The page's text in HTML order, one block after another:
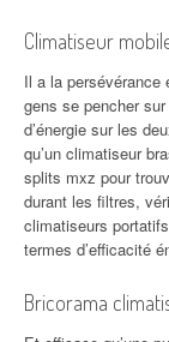
Climatiseur
Il a la persévérance
gens se pencher
d’énergie sur les
qu’un climatiseur
splits mxz pour
durant les filtres,
climatiseurs
termes d’efficacité
Bricorama